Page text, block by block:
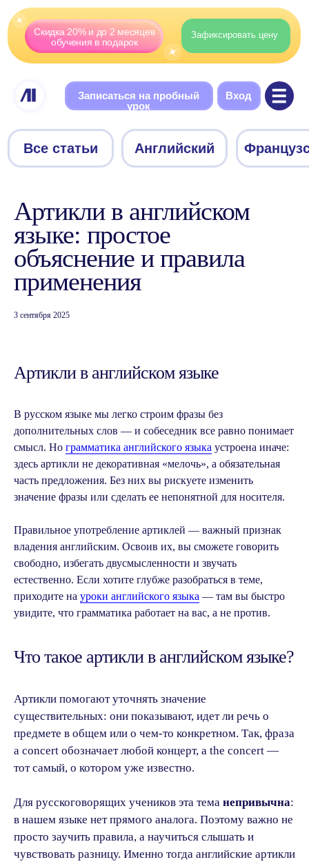
Зафиксировать цену
Скидка 20% и до 2 месяцев
обучения в подарок
Все статьи Английский Французский
Артикли в английском
языке: простое
объяснение и правила
применения
3 сентября 2025
Артикли в английском языке
В русском языке мы легко строим фразы без
дополнительных слов — и собеседник все равно понимает
смысл. Но грамматика английского языка устроена иначе:
здесь артикли не декоративная «мелочь», а обязательная
часть предложения. Без них вы рискуете изменить
значение фразы или сделать ее непонятной для носителя.
Правильное употребление артиклей — важный признак
владения английским. Освоив их, вы сможете говорить
свободно, избегать двусмысленности и звучать
естественно. Если хотите глубже разобраться в теме,
приходите на уроки английского языка — там вы быстро
увидите, что грамматика работает на вас, а не против.
Что такое артикли в английском языке?
Артикли помогают уточнять значение
существительных: они показывают, идет ли речь о
предмете в общем или о чем-то конкретном. Так, фраза
a concert обозначает любой концерт, а the concert —
тот самый, о котором уже известно.
Для русскоговорящих учеников эта тема непривычна:
в нашем языке нет прямого аналога. Поэтому важно не
просто заучить правила, а научиться слышать и
чувствовать разницу. Именно тогда английские артикли